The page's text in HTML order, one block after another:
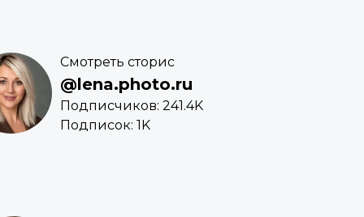
Смотреть сторис
@lena.photo.ru
Подписчиков: 241.4K
Подписок: 1K